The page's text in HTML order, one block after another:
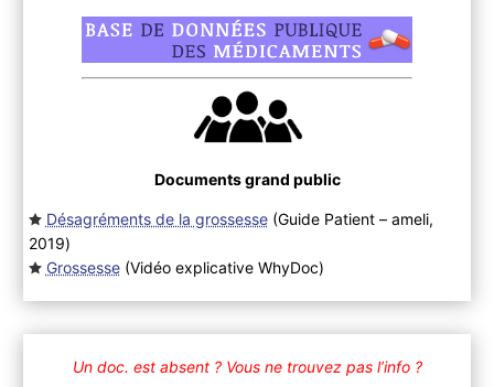
Documents grand public
Désagréments de la grossesse(Guide Patient – ameli,
2019)
Grossesse(Vidéo explicative WhyDoc)
Un doc. est absent ? Vous ne trouvez pas l’info ?